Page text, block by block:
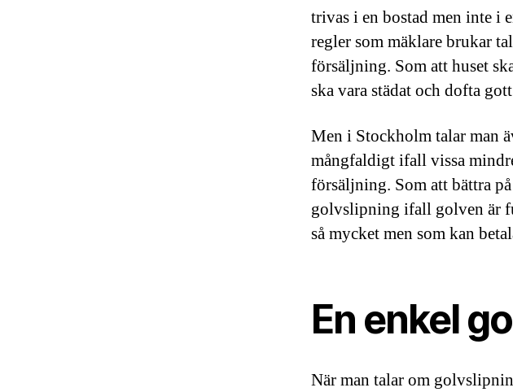
trivas i en bostad men inte i
regler som mäklare brukar
försäljning. Som att huset
ska vara städat och dofta
Men i Stockholm talar man
mångfaldigt ifall vissa
försäljning. Som att bättra
golvslipning ifall golven är
så mycket men som kan
En enkel
När man talar om